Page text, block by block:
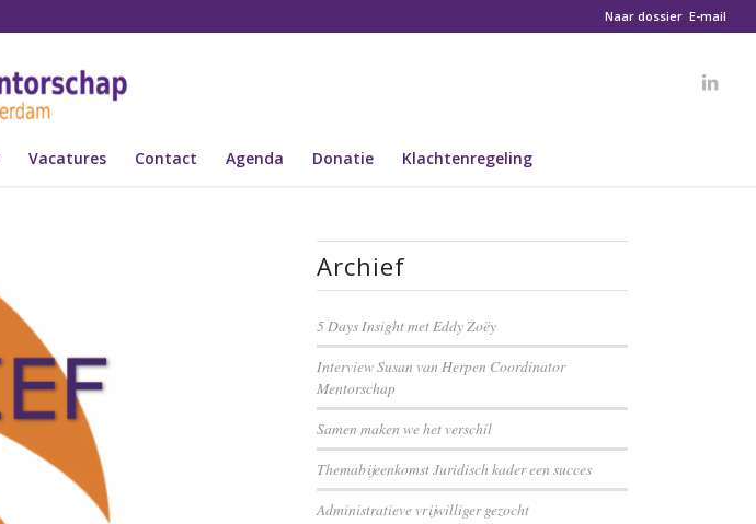
Naar dossier E-mail
Vacatures Contact Agenda Donatie Klachtenregeling
Archief
5 Days Insight met Eddy Zoëy
Interview Susan van Herpen Coordinator
Mentorschap
Samen maken we het verschil
Themabijeenkomst Juridisch kader een succes
Administratieve vrijwilliger gezocht